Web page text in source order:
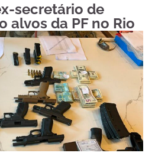
secretário de
alvos da PF no Rio